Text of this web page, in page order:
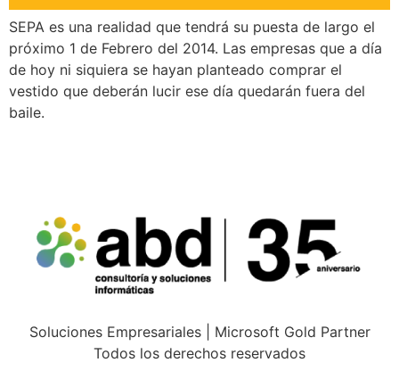
SEPA es una realidad que tendrá su puesta de largo el
próximo 1 de Febrero del 2014. Las empresas que a día
de hoy ni siquiera se hayan planteado comprar el
vestido que deberán lucir ese día quedarán fuera del
baile.
Soluciones Empresariales | Microsoft Gold Partner
Todos los derechos reservados